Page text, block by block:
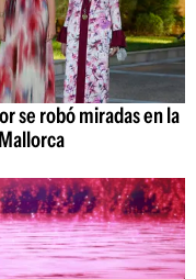
se robó miradas en la